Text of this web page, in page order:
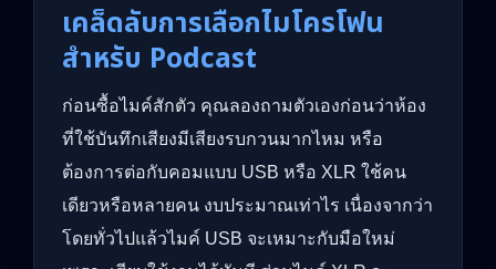
เคล็ดลับการเลือกไมโครโฟน
สำหรับ Podcast
ก่อนซื้อไมค์สักตัว คุณลองถามตัวเองก่อนว่าห้อง
ที่ใช้บันทึกเสียงมีเสียงรบกวนมากไหม หรือ
ต้องการต่อกับคอมแบบ USB หรือ XLR ใช้คน
เดียวหรือหลายคน งบประมาณเท่าไร เนื่องจากว่า
โดยทั่วไปแล้วไมค์ USB จะเหมาะกับมือใหม่